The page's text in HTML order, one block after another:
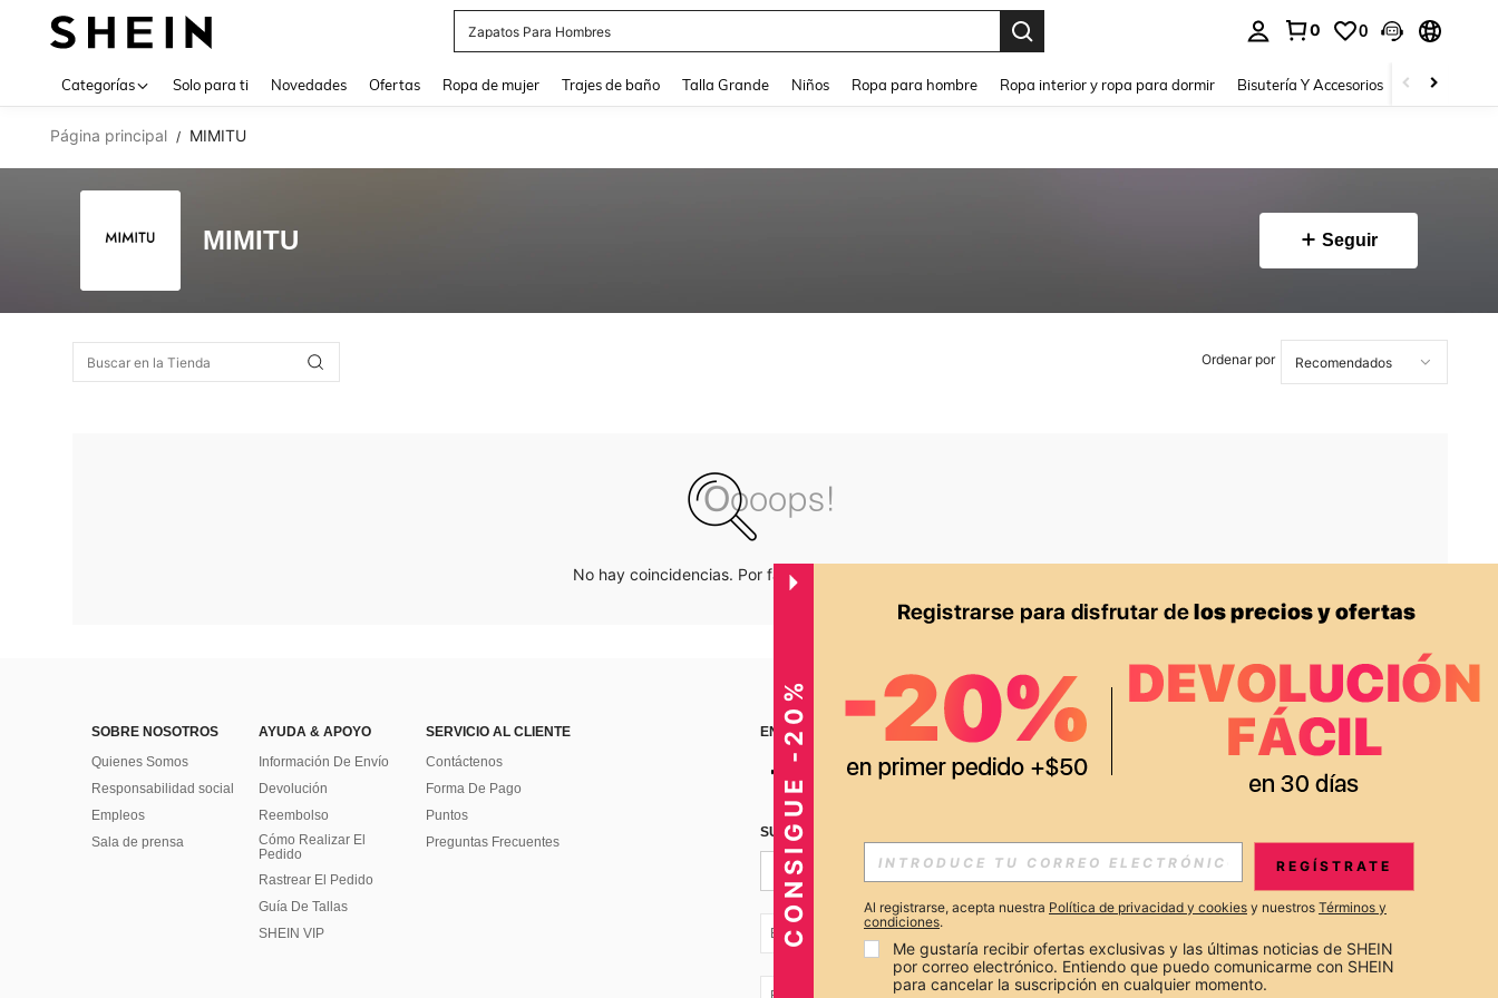
Zapatos Para Hombres
0 0
Categorías Solo para ti Novedades Ofertas Ropa de mujer Trajes de baño Talla Grande Niños Ropa para hombre Ropa interior y ropa para dormir Bisutería Y Accesorios Zapatos
Página principal / MIMITU
MIMITU Seguir
Ordenar por
No hay coincidencias. Por favor inténtalo de nuevo.
SOBRE NOSOTROS
Quienes Somos
Responsabilidad social
Empleos
Sala de prensa
AYUDA & APOYO
Información De Envío
Devolución
Reembolso
Cómo Realizar El
Pedido
Rastrear El Pedido
Guía De Tallas
SHEIN VIP
SERVICIO AL CLIENTE
Contáctenos
Forma De Pago
Puntos
Preguntas Frecuentes
ENCUÉNTRANOS EN APP
SUSCRÍBETE PARA RECIBIR OFERTAS EXCLUSIVAS, PROMOCIONES Y NOTICIAS DE SHEIN
Suscribir
EC + 593
CONSIGUE -20% REGÍSTRATE
Al registrarse, acepta nuestra Política de privacidad y cookies y nuestros Términos y
condiciones.
Me gustaría recibir ofertas exclusivas y las últimas noticias de SHEIN
por correo electrónico. Entiendo que puedo comunicarme con SHEIN
para cancelar la suscripción en cualquier momento.